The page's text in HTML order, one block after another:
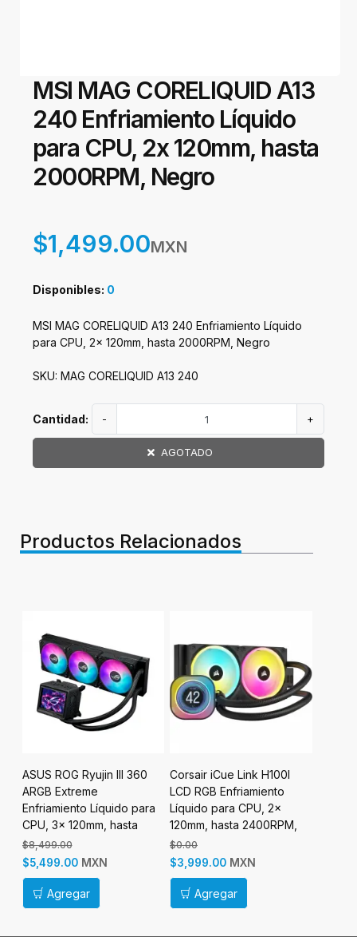
MSI MAG CORELIQUID A13
240 Enfriamiento Líquido
para CPU, 2x 120mm, hasta
2000RPM, Negro
$1,499.00MXN
Disponibles: 0
MSI MAG CORELIQUID A13 240 Enfriamiento Líquido
para CPU, 2x 120mm, hasta 2000RPM, Negro
SKU: MAG CORELIQUID A13 240
Cantidad: - +
AGOTADO
Productos Relacionados
ASUS ROG Ryujin III 360
ARGB Extreme
Enfriamiento Líquido para
CPU, 3x 120mm, hasta
2800RPM, Negro
$8,499.00
$5,499.00 MXN
Agregar
Corsair iCue Link H100I
LCD RGB Enfriamiento
Líquido para CPU, 2x
120mm, hasta 2400RPM,
Negro
$0.00
$3,999.00 MXN
Agregar